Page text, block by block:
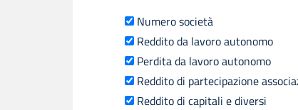
Numero società
Reddito da lavoro autonomo
Perdita da lavoro autonomo
Reddito di partecipazione
Reddito di capitali e diversi